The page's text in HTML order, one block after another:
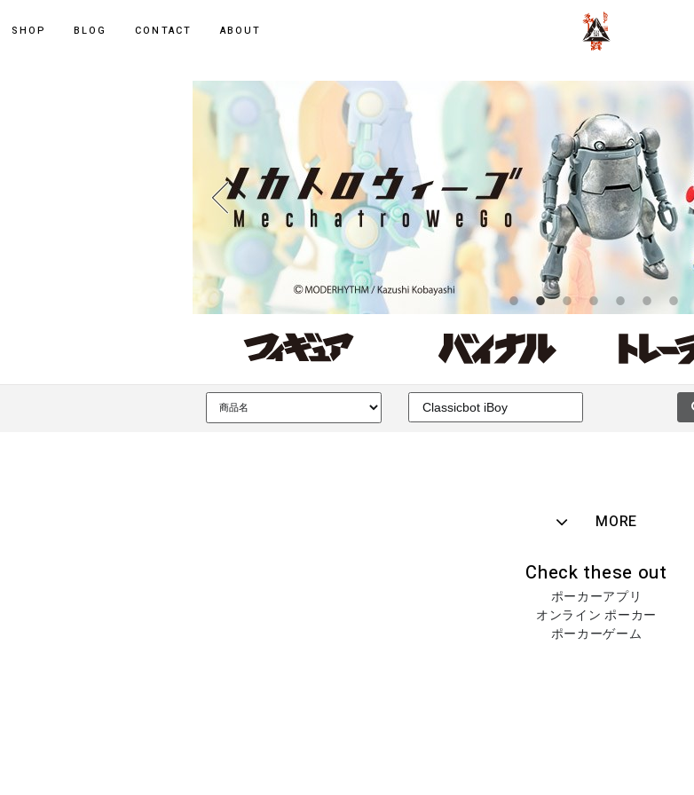
ポーカー
SHOP BLOG CONTACT ABOUT
MORE
Check these out
ポーカーアプリ
オンライン ポーカー
ポーカーゲーム